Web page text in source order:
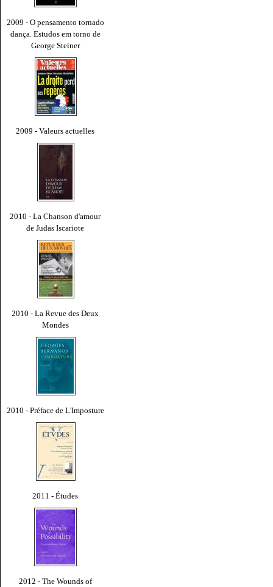
2009 - O pensamento tornado
dança. Estudos em torno de
George Steiner
2009 - Valeurs actuelles
2010 - La Chanson d'amour
de Judas Iscariote
2010 - La Revue des Deux
Mondes
2010 - Préface de L'Imposture
2011 - Études
2012 - The Wounds of